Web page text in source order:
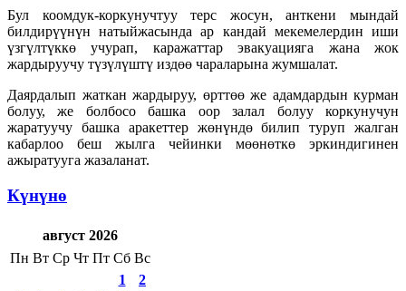
Бул коомдук-коркунучтуу терс жосун, анткени мындай
билдирүүнүн натыйжасында ар кандай мекемелердин иши
үзгүлтүккө учурап, каражаттар эвакуацияга жана жок
жардыруучу түзүлүштү издөө чараларына жумшалат.
Даярдалып жаткан жардыруу, өрттөө же адамдардын курман
болуу, же болбосо башка оор залал болуу коркунучун
жаратуучу башка аракеттер жөнүндө билип туруп жалган
кабарлоо беш жылга чейинки мөөнөткө эркиндигинен
ажыратууга жазаланат.
Күнүнө
август 2026
Пн Вт Ср Чт Пт Сб Вс
1
2